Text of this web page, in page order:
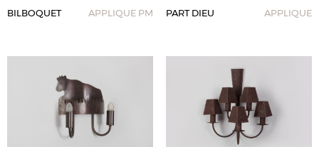
BILBOQUET APPLIQUE PM PART DIEU APPLIQUE